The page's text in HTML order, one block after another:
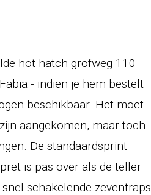
hot hatch grofweg 110
- indien je hem bestelt
beschikbaar. Het moet
aangekomen, maar toch
De standaardsprint
is pas over als de teller
schakelende zeventraps